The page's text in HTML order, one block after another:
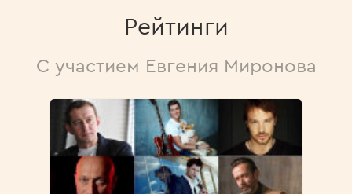
Рейтинги
С участием Евгения Миронова